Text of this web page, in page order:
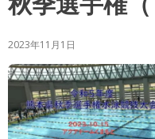
2023年11月1日